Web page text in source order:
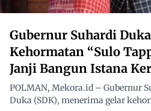
Gubernur Suhardi
Kehormatan “Sulo
Janji Bangun Istana
POLMAN, Mekora.id – Gubernur
Duka (SDK), menerima gelar